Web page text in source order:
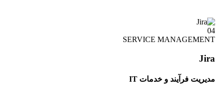
04
SERVICE MANAGEMENT
Jira
مدیریت فرآیند و خدمات IT